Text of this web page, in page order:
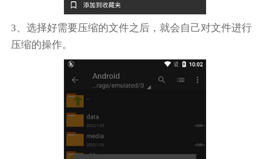
3、选择好需要压缩的文件之后，就会自己对文件进行
压缩的操作。